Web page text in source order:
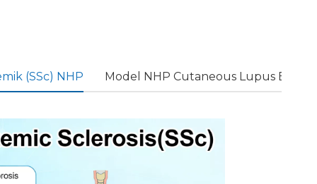
(SSc) NHP Model NHP Cutaneous Lupus